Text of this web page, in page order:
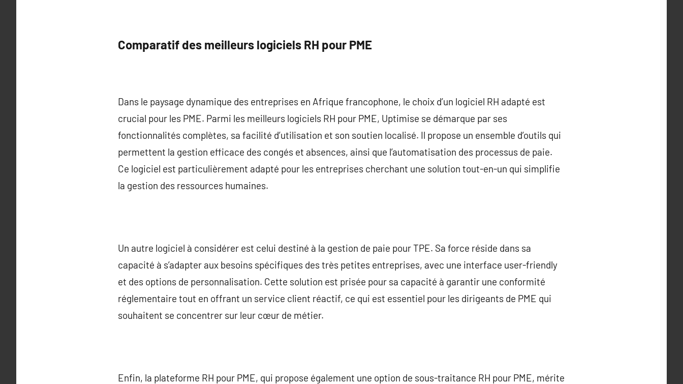
Comparatif des meilleurs logiciels RH pour PME
Dans le paysage dynamique des entreprises en Afrique francophone, le choix d’un logiciel RH adapté est
crucial pour les PME. Parmi les meilleurs logiciels RH pour PME, Uptimise se démarque par ses
fonctionnalités complètes, sa facilité d’utilisation et son soutien localisé. Il propose un ensemble d’outils qui
permettent la gestion efficace des congés et absences, ainsi que l’automatisation des processus de paie.
Ce logiciel est particulièrement adapté pour les entreprises cherchant une solution tout-en-un qui simplifie
la gestion des ressources humaines.
Un autre logiciel à considérer est celui destiné à la gestion de paie pour TPE. Sa force réside dans sa
capacité à s’adapter aux besoins spécifiques des très petites entreprises, avec une interface user-friendly
et des options de personnalisation. Cette solution est prisée pour sa capacité à garantir une conformité
réglementaire tout en offrant un service client réactif, ce qui est essentiel pour les dirigeants de PME qui
souhaitent se concentrer sur leur cœur de métier.
Enfin, la plateforme RH pour PME, qui propose également une option de sous-traitance RH pour PME, mérite